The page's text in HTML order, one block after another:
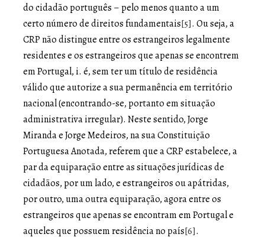
do cidadão português – pelo menos quanto a um
certo número de direitos fundamentais[5]. Ou seja, a
CRP não distingue entre os estrangeiros legalmente
residentes e os estrangeiros que apenas se encontrem
em Portugal, i. é, sem ter um título de residência
válido que autorize a sua permanência em território
nacional (encontrando-se, portanto em situação
administrativa irregular). Neste sentido, Jorge
Miranda e Jorge Medeiros, na sua Constituição
Portuguesa Anotada, referem que a CRP estabelece, a
par da equiparação entre as situações jurídicas de
cidadãos, por um lado, e estrangeiros ou apátridas,
por outro, uma outra equiparação, agora entre os
estrangeiros que apenas se encontram em Portugal e
aqueles que possuem residência no país[6].